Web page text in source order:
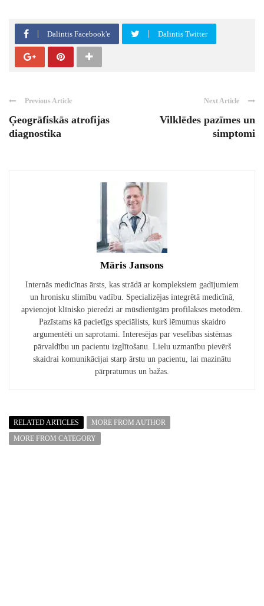
Dalintis Facebook'e Dalintis Twitter
Previous Article
Ģeogrāfiskās atrofijas
diagnostika
Next Article
Vilklēdes pazīmes un
simptomi
Māris Jansons
Internās medicīnas ārsts, kas strādā ar kompleksiem gadījumiem
un hronisku slimību vadību. Specializējas integrētā medicīnā,
apvienojot klīnisko pieredzi ar mūsdienīgām profilakses metodēm.
Pazīstams kā pacietīgs speciālists, kurš lēmumus skaidro
argumentēti un saprotami. Interesējas par veselības sistēmas
pārvaldību un pacientu izglītošanu. Lielu uzmanību pievērš
skaidrai komunikācijai starp ārstu un pacientu, lai mazinātu
pārpratumus un bažas.
RELATED ARTICLES
MORE FROM AUTHOR
MORE FROM CATEGORY